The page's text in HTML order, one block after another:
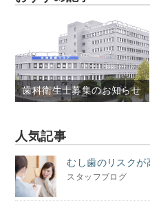
歯科衛生士募集のお知らせ
人気記事
むし歯のリスクが
スタッフブログ